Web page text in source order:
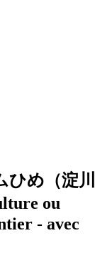
ひめ（淀川
ou
- avec